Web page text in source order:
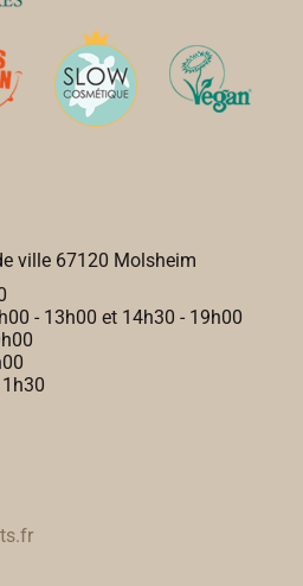
ville 67120 Molsheim
- 13h00 et 14h30 - 19h00